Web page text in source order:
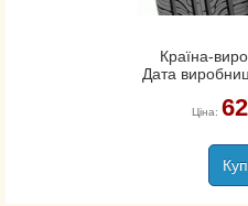
Країна-
Дата
Ціна: